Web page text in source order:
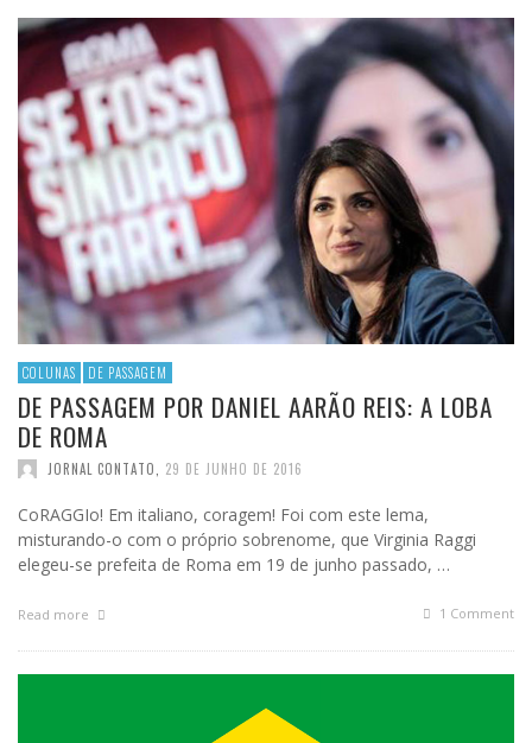
COLUNAS DE PASSAGEM
DE PASSAGEM POR DANIEL AARÃO REIS: A LOBA
DE ROMA
JORNAL CONTATO, 29 DE JUNHO DE 2016
CoRAGGIo! Em italiano, coragem! Foi com este lema,
misturando-o com o próprio sobrenome, que Virginia Raggi
elegeu-se prefeita de Roma em 19 de junho passado, …
Read more 1 Comment